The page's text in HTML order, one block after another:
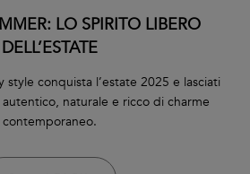
LO SPIRITO LIBERO
DELL’ESTATE
style conquista l’estate 2025 e lasciati
naturale e ricco di charme
contemporaneo.